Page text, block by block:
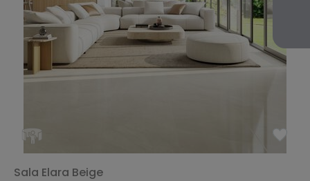
Sala Elara Beige